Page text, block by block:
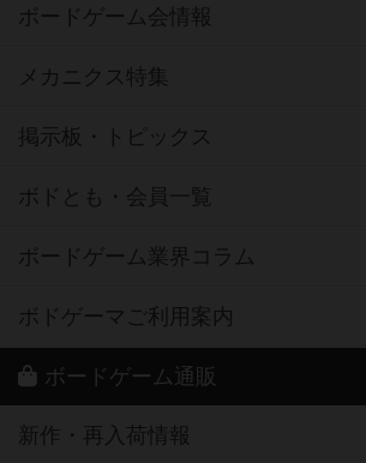
ボードゲーム会情報
メカニクス特集
掲示板・トピックス
ボドとも・会員一覧
ボードゲーム業界コラム
ボドゲーマご利用案内
ボードゲーム通販
新作・再入荷情報